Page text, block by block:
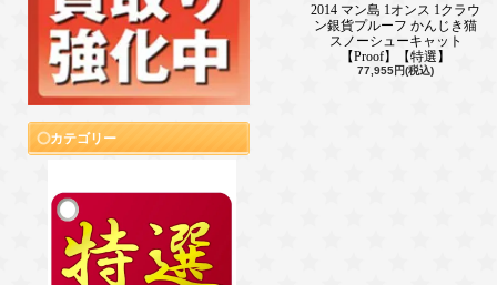
カテゴリー
2014 マン島 1オンス 1クラウ
ン銀貨プルーフ かんじき猫
スノーシューキャット
【Proof】【特選】
77,955円(税込)